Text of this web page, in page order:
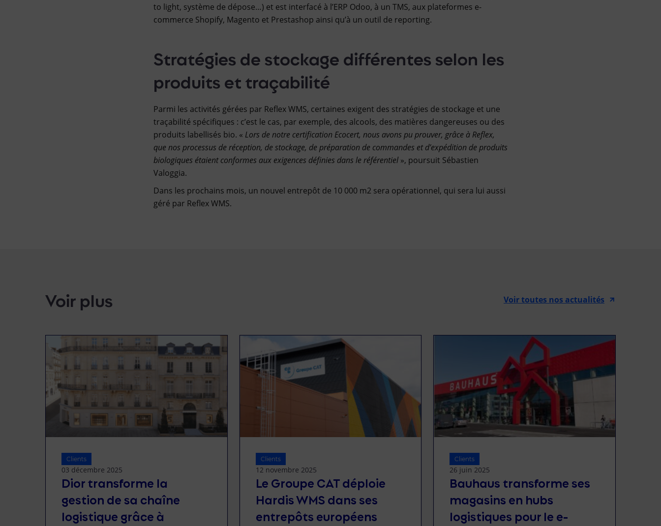
to light, système de dépose…) et est interfacé à l’ERP Odoo, à un TMS, aux plateformes e-
commerce Shopify, Magento et Prestashop ainsi qu’à un outil de reporting.
Stratégies de stockage différentes selon les
produits et traçabilité
Parmi les activités gérées par Reflex WMS, certaines exigent des stratégies de stockage et une
traçabilité spécifiques : c’est le cas, par exemple, des alcools, des matières dangereuses ou des
produits labellisés bio. « Lors de notre certification Ecocert, nous avons pu prouver, grâce à Reflex,
que nos processus de réception, de stockage, de préparation de commandes et d’expédition de produits
biologiques étaient conformes aux exigences définies dans le référentiel », poursuit Sébastien
Valoggia.
Dans les prochains mois, un nouvel entrepôt de 10 000 m2 sera opérationnel, qui sera lui aussi
géré par Reflex WMS.
Voir plus Voir toutes nos actualités
Clients
03 décembre 2025
Dior transforme la
gestion de sa chaîne
logistique grâce à
Clients
12 novembre 2025
Le Groupe CAT déploie
Hardis WMS dans ses
entrepôts européens
Clients
26 juin 2025
Bauhaus transforme ses
magasins en hubs
logistiques pour le e-